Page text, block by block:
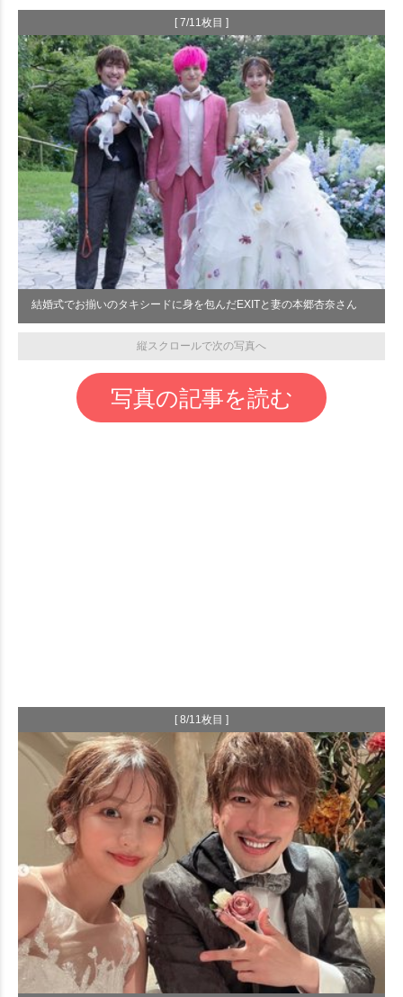
[ 7/11枚目 ]
結婚式でお揃いのタキシードに身を包んだEXITと妻の本郷杏奈さん
縦スクロールで次の写真へ
写真の記事を読む
[ 8/11枚目 ]